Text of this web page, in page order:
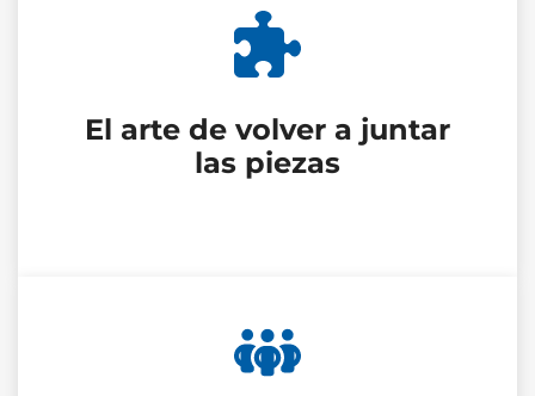
El arte de volver a juntar
las piezas